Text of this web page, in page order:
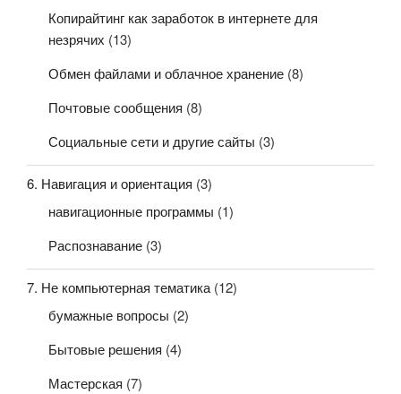
Копирайтинг как заработок в интернете для
незрячих (13)
Обмен файлами и облачное хранение (8)
Почтовые сообщения (8)
Социальные сети и другие сайты (3)
6. Навигация и ориентация (3)
навигационные программы (1)
Распознавание (3)
7. Не компьютерная тематика (12)
бумажные вопросы (2)
Бытовые решения (4)
Мастерская (7)